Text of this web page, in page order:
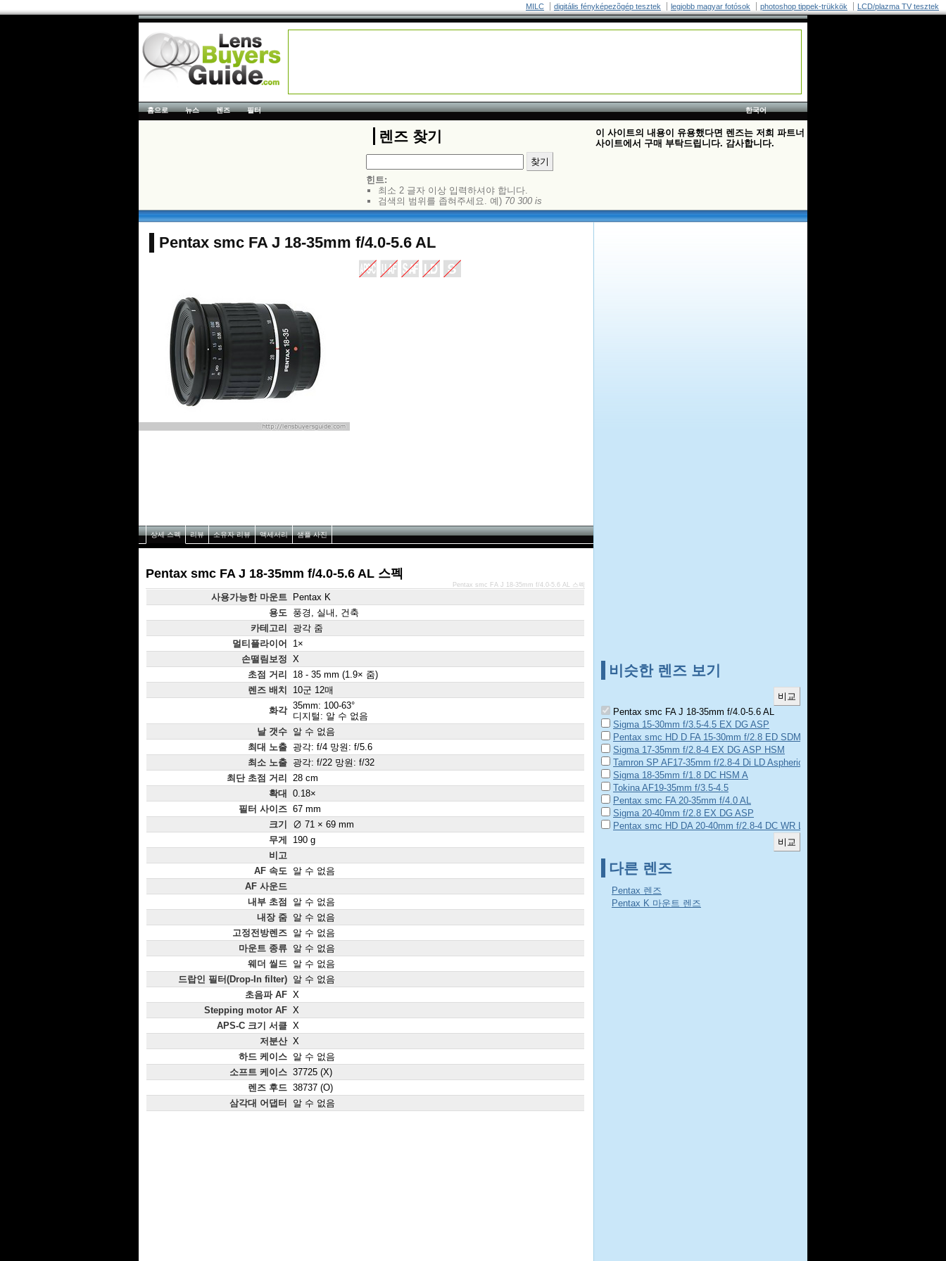
MILC digitális fényképezõgép tesztek legjobb magyar fotósok photoshop tippek-trükkök LCD/plazma TV tesztek
한국어
홈으로 뉴스 렌즈 필터
렌즈 찾기
힌트:
최소 2 글자 이상 입력하셔야 합니다.
검색의 범위를 좁혀주세요. 예) 70 300 is
이 사이트의 내용이 유용했다면 렌즈는 저희 파트너
사이트에서 구매 부탁드립니다. 감사합니다.
Pentax smc FA J 18-35mm f/4.0-5.6 AL
상세 스펙 리뷰 소유자 리뷰 액세서리 샘플 사진
Pentax smc FA J 18-35mm f/4.0-5.6 AL 스펙
사용가능한 마운트
Pentax K
용도 풍경, 실내, 건축
카테고리
광각 줌
멀티플라이어
1×
손떨림보정 X
초점 거리
18 - 35 mm (1.9× 줌)
렌즈 배치
10군 12매
화각 35mm: 100-63°
디지털: 알 수 없음
날 갯수 알 수 없음
최대 노출 광각: f/4 망원: f/5.6
최소 노출 광각: f/22 망원: f/32
최단 초점 거리
28 cm
확대
0.18×
필터 사이즈 67 mm
크기
∅ 71 × 69 mm
무게
190 g
비고
AF 속도 알 수 없음
AF 사운드
내부 초점
알 수 없음
내장 줌 알 수 없음
고정전방렌즈 알 수 없음
마운트 종류 알 수 없음
웨더 씰드 알 수 없음
드랍인 필터(Drop-In filter) 알 수 없음
초음파 AF X
Stepping motor AF X
APS-C 크기 서클 X
저분산 X
하드 케이스 알 수 없음
소프트 케이스 37725 (X)
렌즈 후드 38737 (O)
삼각대 어댑터
알 수 없음
Pentax smc FA J 18-35mm f/4.0-5.6 AL 스펙
비슷한 렌즈 보기
Pentax smc FA J 18-35mm f/4.0-5.6 AL
Sigma 15-30mm f/3.5-4.5 EX DG ASP
Pentax smc HD D FA 15-30mm f/2.8 ED SDM WR
Sigma 17-35mm f/2.8-4 EX DG ASP HSM
Tamron SP AF17-35mm f/2.8-4 Di LD Aspherical
Sigma 18-35mm f/1.8 DC HSM A
Tokina AF19-35mm f/3.5-4.5
Pentax smc FA 20-35mm f/4.0 AL
Sigma 20-40mm f/2.8 EX DG ASP
Pentax smc HD DA 20-40mm f/2.8-4 DC WR Limited
다른 렌즈
Pentax 렌즈
Pentax K 마운트 렌즈